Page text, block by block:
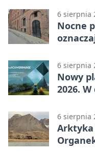
6 sierpnia
Nocne
6 sierpnia
Nowy
2026.
6 sierpnia
Arktyka